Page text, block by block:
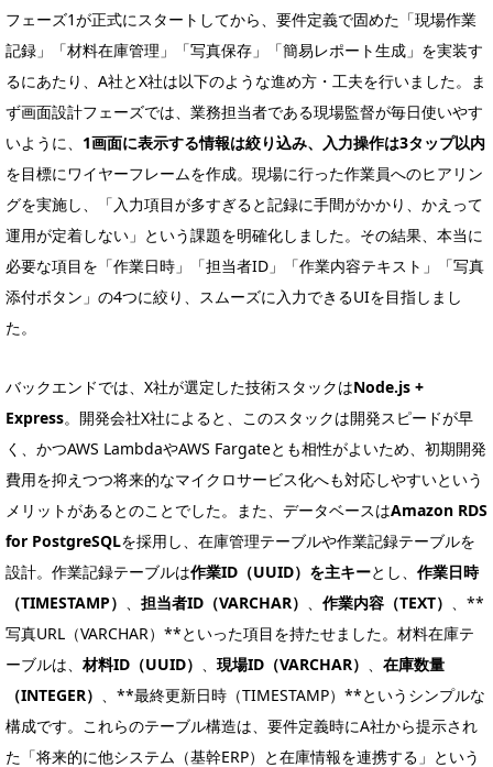
フェーズ1が正式にスタートしてから、要件定義で固めた「現場作業
記録」「材料在庫管理」「写真保存」「簡易レポート生成」を実装す
るにあたり、A社とX社は以下のような進め方・工夫を行いました。ま
ず画面設計フェーズでは、業務担当者である現場監督が毎日使いやす
いように、 1画面に表示する情報は絞り込み、入力操作は3タップ以内
を目標にワイヤーフレームを作成。現場に行った作業員へのヒアリン
グを実施し、「入力項目が多すぎると記録に手間がかかり、かえって
運用が定着しない」という課題を明確化しました。その結果、本当に
必要な項目を「作業日時」「担当者ID」「作業内容テキスト」「写真
添付ボタン」の4つに絞り、スムーズに入力できるUIを目指しまし
た。
バックエンドでは、X社が選定した技術スタックはNode.js +
Express。開発会社X社によると、このスタックは開発スピードが早
く、かつAWS LambdaやAWS Fargateとも相性がよいため、初期開発
費用を抑えつつ将来的なマイクロサービス化へも対応しやすいという
メリットがあるとのことでした。また、データベースはAmazon RDS
for PostgreSQLを採用し、在庫管理テーブルや作業記録テーブルを
設計。作業記録テーブルは作業ID（UUID）を主キーとし、 作業日時
（TIMESTAMP）
担当者ID（VARCHAR） 作業内容（TEXT）
、**
写真URL（VARCHAR）**といった項目を持たせました。材料在庫テ
ーブルは、 材料ID（UUID） 現場ID（VARCHAR）
在庫数量
（INTEGER）
、**最終更新日時（TIMESTAMP）**というシンプルな
構成です。これらのテーブル構造は、要件定義時にA社から提示され
た「将来的に他システム（基幹ERP）と在庫情報を連携する」という